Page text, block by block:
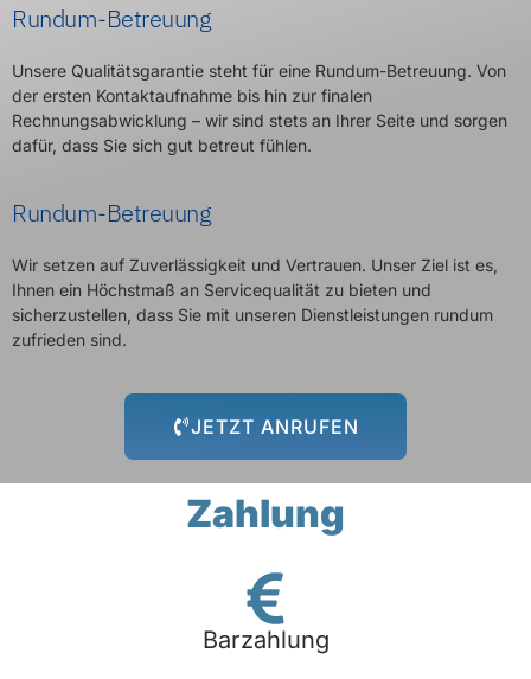
Rundum-Betreuung
Unsere Qualitätsgarantie steht für eine Rundum-Betreuung. Von
der ersten Kontaktaufnahme bis hin zur finalen
Rechnungsabwicklung – wir sind stets an Ihrer Seite und sorgen
dafür, dass Sie sich gut betreut fühlen.
Rundum-Betreuung
Wir setzen auf Zuverlässigkeit und Vertrauen. Unser Ziel ist es,
Ihnen ein Höchstmaß an Servicequalität zu bieten und
sicherzustellen, dass Sie mit unseren Dienstleistungen rundum
zufrieden sind.
JETZT ANRUFEN
Zahlung
Barzahlung